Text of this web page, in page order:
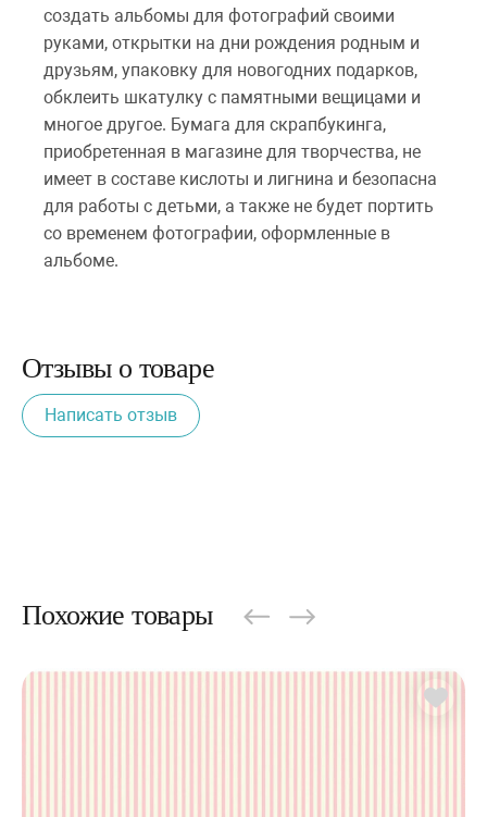
создать альбомы для фотографий своими
руками, открытки на дни рождения родным и
друзьям, упаковку для новогодних подарков,
обклеить шкатулку с памятными вещицами и
многое другое. Бумага для скрапбукинга,
приобретенная в магазине для творчества, не
имеет в составе кислоты и лигнина и безопасна
для работы с детьми, а также не будет портить
со временем фотографии, оформленные в
альбоме.
Отзывы о товаре
Написать отзыв
Похожие товары